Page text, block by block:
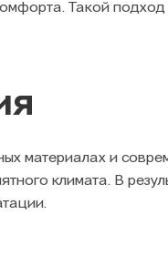
Такой подход
материалах и
климата. В